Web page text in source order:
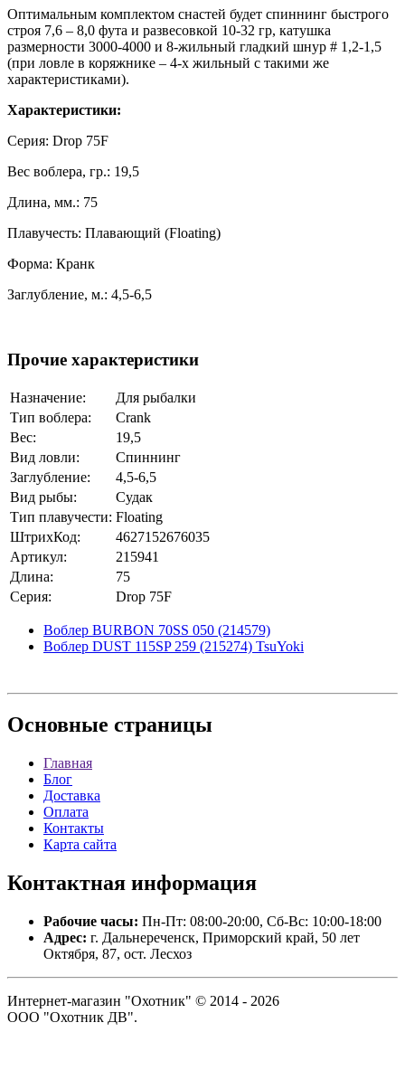
Оптимальным комплектом снастей будет спиннинг быстрого
строя 7,6 – 8,0 фута и развесовкой 10-32 гр, катушка
размерности 3000-4000 и 8-жильный гладкий шнур # 1,2-1,5
(при ловле в коряжнике – 4-х жильный с такими же
характеристиками).
Характеристики:
Серия: Drop 75F
Вес воблера, гр.: 19,5
Длина, мм.: 75
Плавучесть: Плавающий (Floating)
Форма: Кранк
Заглубление, м.: 4,5-6,5
Прочие характеристики
Назначение:
Для рыбалки
Тип воблера:
Crank
Вес:
19,5
Вид ловли:
Спиннинг
Заглубление:
4,5-6,5
Вид рыбы:
Судак
Тип плавучести: Floating
ШтрихКод:
4627152676035
Артикул:
215941
Длина:
75
Серия:
Drop 75F
Воблер BURBON 70SS 050 (214579)
Воблер DUST 115SP 259 (215274) TsuYoki
Основные страницы
Главная
Блог
Доставка
Оплата
Контакты
Карта сайта
Контактная информация
Рабочие часы: Пн-Пт: 08:00-20:00, Сб-Вс: 10:00-18:00
Адрес: г. Дальнереченск, Приморский край, 50 лет
Октября, 87, ост. Лесхоз
Интернет-магазин "Охотник" © 2014 - 2026
ООО "Охотник ДВ".